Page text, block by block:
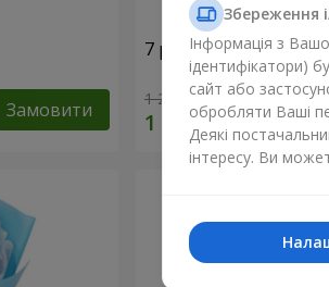
Замовити
7 ромашкових
1 293 грн
Збереження
Інформація з
ідентифікатори)
сайт або
обробляти Ваші
Деякі
інтересу. Ви